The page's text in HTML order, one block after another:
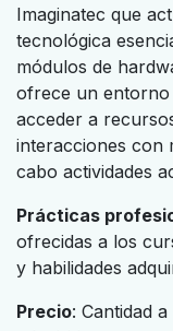
Imaginatec que
tecnológica
módulos de
ofrece un entorno
acceder a
interacciones con
cabo actividades
Prácticas
ofrecidas a los
y habilidades
Precio: Cantidad